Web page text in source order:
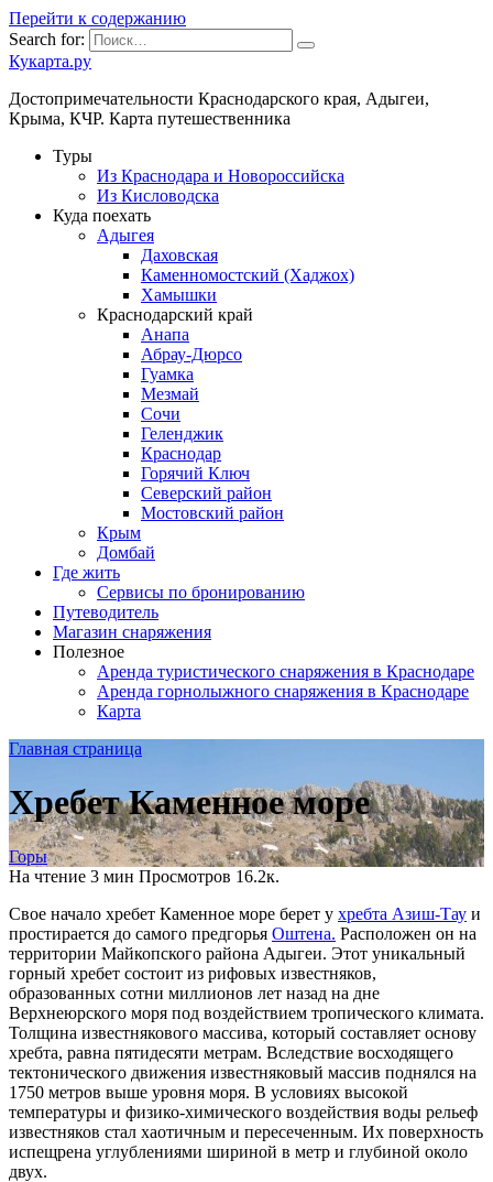
Перейти к содержанию
Search for:
Кукарта.ру
Достопримечательности Краснодарского края, Адыгеи,
Крыма, КЧР. Карта путешественника
Туры
Из Краснодара и Новороссийска
Из Кисловодска
Куда поехать
Адыгея
Даховская
Каменномостский (Хаджох)
Хамышки
Краснодарский край
Анапа
Абрау-Дюрсо
Гуамка
Мезмай
Сочи
Геленджик
Краснодар
Горячий Ключ
Северский район
Мостовский район
Крым
Домбай
Где жить
Сервисы по бронированию
Путеводитель
Магазин снаряжения
Полезное
Аренда туристического снаряжения в Краснодаре
Аренда горнолыжного снаряжения в Краснодаре
Карта
Главная страница
Хребет Каменное море
Горы
На чтение 3 мин Просмотров 16.2к.
Свое начало хребет Каменное море берет у хребта Азиш-Тау и
простирается до самого предгорья Оштена. Расположен он на
территории Майкопского района Адыгеи. Этот уникальный
горный хребет состоит из рифовых известняков,
образованных сотни миллионов лет назад на дне
Верхнеюрского моря под воздействием тропического климата.
Толщина известнякового массива, который составляет основу
хребта, равна пятидесяти метрам. Вследствие восходящего
тектонического движения известняковый массив поднялся на
1750 метров выше уровня моря. В условиях высокой
температуры и физико-химического воздействия воды рельеф
известняков стал хаотичным и пересеченным. Их поверхность
испещрена углублениями шириной в метр и глубиной около
двух.